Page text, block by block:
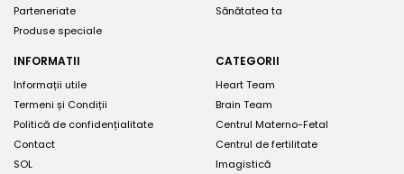
Parteneriate
Produse speciale
Sănătatea ta
INFORMATII
Informații utile
Termeni și Condiții
Politică de confidențialitate
Contact
SOL
CATEGORII
Heart Team
Brain Team
Centrul Materno-Fetal
Centrul de fertilitate
Imagistică